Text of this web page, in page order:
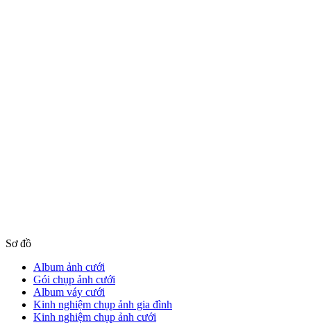
Sơ đồ
Album ảnh cưới
Gói chụp ảnh cưới
Album váy cưới
Kinh nghiệm chụp ảnh gia đình
Kinh nghiệm chụp ảnh cưới